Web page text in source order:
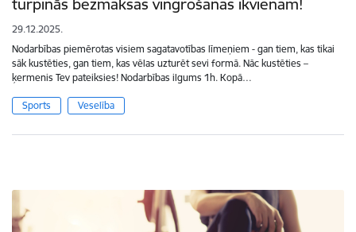
turpinās bezmaksas vingrošanas ikvienam!
29.12.2025.
Nodarbības piemērotas visiem sagatavotības līmeņiem - gan tiem, kas tikai
sāk kustēties, gan tiem, kas vēlas uzturēt sevi formā. Nāc kustēties –
ķermenis Tev pateiksies! Nodarbības ilgums 1h. Kopā…
Sports Veselība